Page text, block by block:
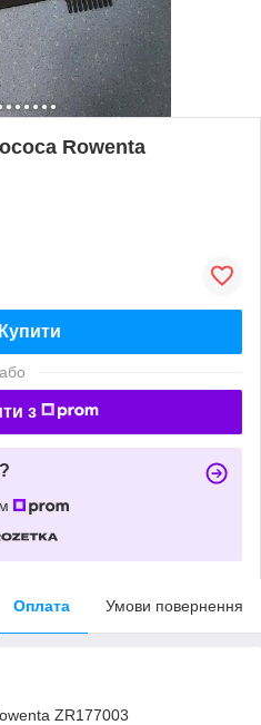
Rowenta
Купити
або
з
Оплата Умови повернення
ZR177003